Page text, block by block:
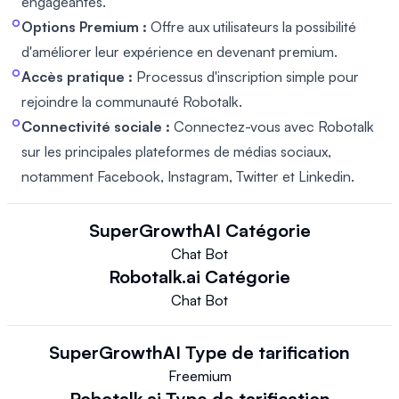
Options Premium : Offre aux utilisateurs la possibilité
d'améliorer leur expérience en devenant premium.
Accès pratique : Processus d'inscription simple pour
rejoindre la communauté Robotalk.
Connectivité sociale : Connectez-vous avec Robotalk
sur les principales plateformes de médias sociaux,
notamment Facebook, Instagram, Twitter et Linkedin.
SuperGrowthAI Catégorie
Chat Bot
Robotalk.ai Catégorie
Chat Bot
SuperGrowthAI Type de tarification
Freemium